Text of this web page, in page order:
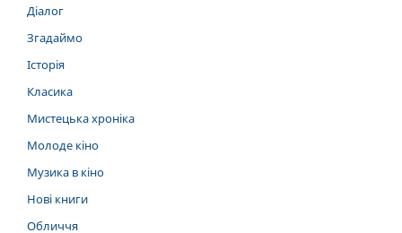
Діалог
Згадаймо
Історія
Класика
Мистецька хроніка
Молоде кіно
Музика в кіно
Нові книги
Обличчя